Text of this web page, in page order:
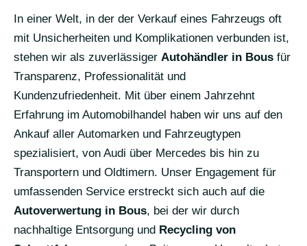
In einer Welt, in der der Verkauf eines Fahrzeugs oft
mit Unsicherheiten und Komplikationen verbunden ist,
stehen wir als zuverlässiger Autohändler in Bous für
Transparenz, Professionalität und
Kundenzufriedenheit. Mit über einem Jahrzehnt
Erfahrung im Automobilhandel haben wir uns auf den
Ankauf aller Automarken und Fahrzeugtypen
spezialisiert, von Audi über Mercedes bis hin zu
Transportern und Oldtimern. Unser Engagement für
umfassenden Service erstreckt sich auch auf die
Autoverwertung in Bous, bei der wir durch
nachhaltige Entsorgung und Recycling von